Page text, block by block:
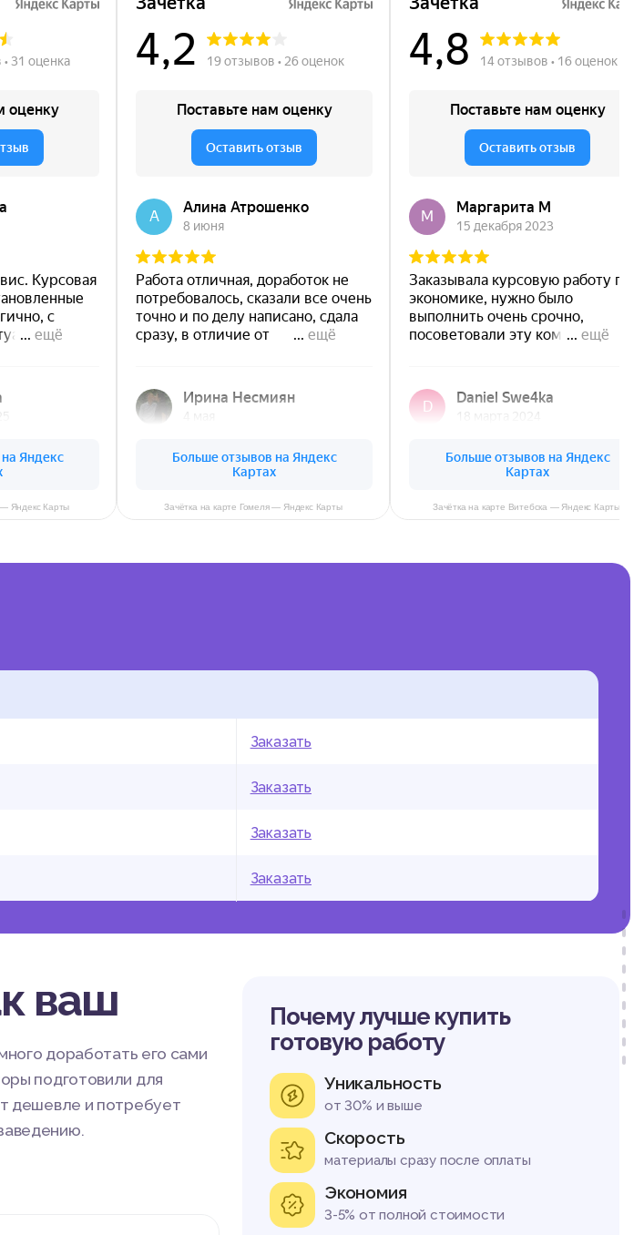
— Яндекс Карты Зачётка на карте Гомеля — Яндекс Карты Зачётка на карте Витебска — Яндекс Карты
Заказать
Заказать
Заказать
Заказать
ваш
доработать его сами
подготовили для
дешевле и потребует
Почему лучше купить
готовую работу
Уникальность
от 30% и выше
Скорость
материалы сразу после оплаты
Экономия
3-5% от полной стоимости